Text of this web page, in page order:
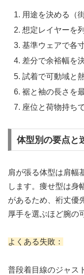
用途を決める（
想定レイヤーを
基準ウェアで各
差分で余裕幅を
試着で可動域と
裾と袖の長さを
座位と荷物持ち
体型別の要点と
肩が張る体型は肩幅
します。痩せ型は身
があるため、裄丈優
厚手を選ぶほど腕の
よくある失敗：
普段着目線のジャス